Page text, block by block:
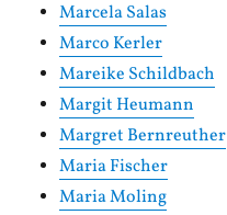
Marcela Salas
Marco Kerler
Mareike Schildbach
Margit Heumann
Margret Bernreuther
Maria Fischer
Maria Moling